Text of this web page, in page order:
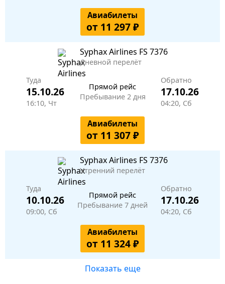
Авиабилеты
от 11 297 ₽
Syphax Airlines FS 7376
Дневной перелёт
Туда
15.10.26
16:10, Чт
Прямой рейс
Пребывание 2 дня
Обратно
17.10.26
04:20, Сб
Авиабилеты
от 11 307 ₽
Syphax Airlines FS 7376
Утренний перелёт
Туда
10.10.26
09:00, Сб
Прямой рейс
Пребывание 7 дней
Обратно
17.10.26
04:20, Сб
Авиабилеты
от 11 324 ₽
Показать еще